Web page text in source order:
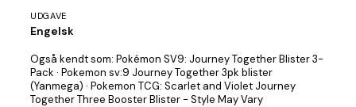
UDGAVE
Engelsk
Også kendt som: Pokémon SV9: Journey Together Blister 3-
Pack · Pokemon sv:9 Journey Together 3pk blister
(Yanmega) · Pokemon TCG: Scarlet and Violet Journey
Together Three Booster Blister - Style May Vary